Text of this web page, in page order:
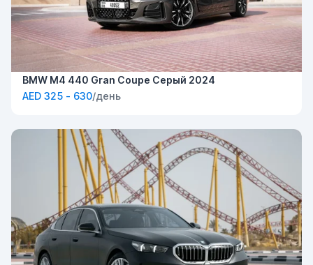
BMW M4 440 Gran Coupe Серый 2024
AED 325 - 630/день